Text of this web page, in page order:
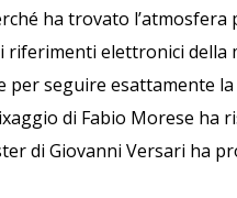
ha trovato
elettronici della
per seguire esattamente
di Fabio Morese ha
di Giovanni Versari ha